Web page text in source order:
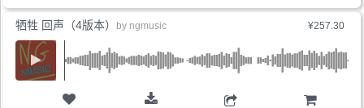
¥257.30
牺牲 回声（4版本） by ngmusic